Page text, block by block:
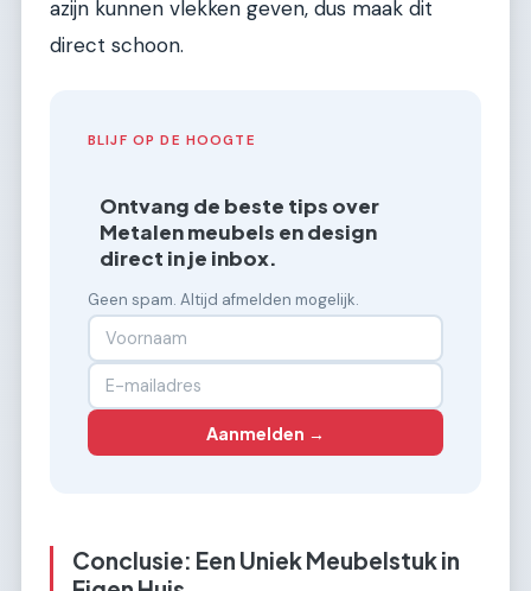
azijn kunnen vlekken geven, dus maak dit
direct schoon.
BLIJF OP DE HOOGTE
Ontvang de beste tips over
Metalen meubels en design
direct in je inbox.
Geen spam. Altijd afmelden mogelijk.
Aanmelden →
Conclusie: Een Uniek Meubelstuk in